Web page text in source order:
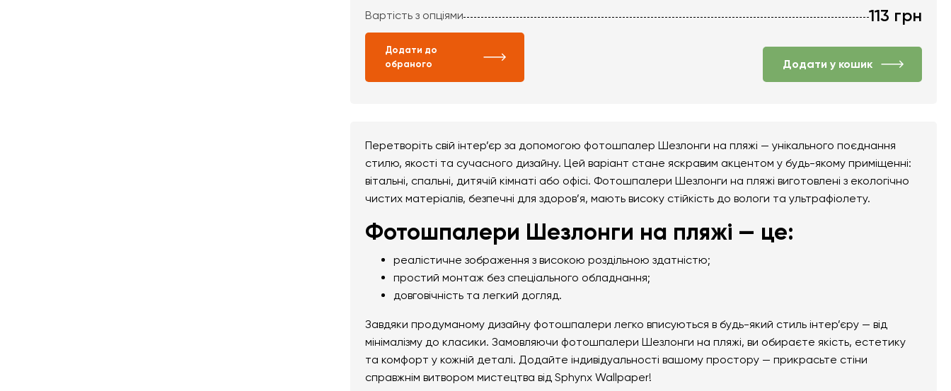
Вартість з опціями 113 грн
Додати до
обраного
Додати у кошик
Перетворіть свій інтер’єр за допомогою фотошпалер Шезлонги на пляжі — унікального поєднання
стилю, якості та сучасного дизайну. Цей варіант стане яскравим акцентом у будь-якому приміщенні:
вітальні, спальні, дитячій кімнаті або офісі. Фотошпалери Шезлонги на пляжі виготовлені з екологічно
чистих матеріалів, безпечні для здоров’я, мають високу стійкість до вологи та ультрафіолету.
Фотошпалери Шезлонги на пляжі — це:
реалістичне зображення з високою роздільною здатністю;
простий монтаж без спеціального обладнання;
довговічність та легкий догляд.
Завдяки продуманому дизайну фотошпалери легко вписуються в будь-який стиль інтер’єру — від
мінімалізму до класики. Замовляючи фотошпалери Шезлонги на пляжі, ви обираєте якість, естетику
та комфорт у кожній деталі. Додайте індивідуальності вашому простору — прикрасьте стіни
справжнім витвором мистецтва від Sphynx Wallpaper!